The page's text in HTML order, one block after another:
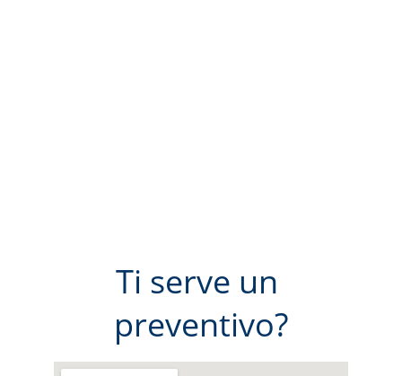
Ti serve un
preventivo?